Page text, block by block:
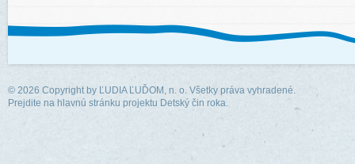
© 2026 Copyright by ĽUDIA ĽUĎOM, n. o. Všetky práva vyhradené.
Prejdite na hlavnú stránku projektu Detský čin roka.